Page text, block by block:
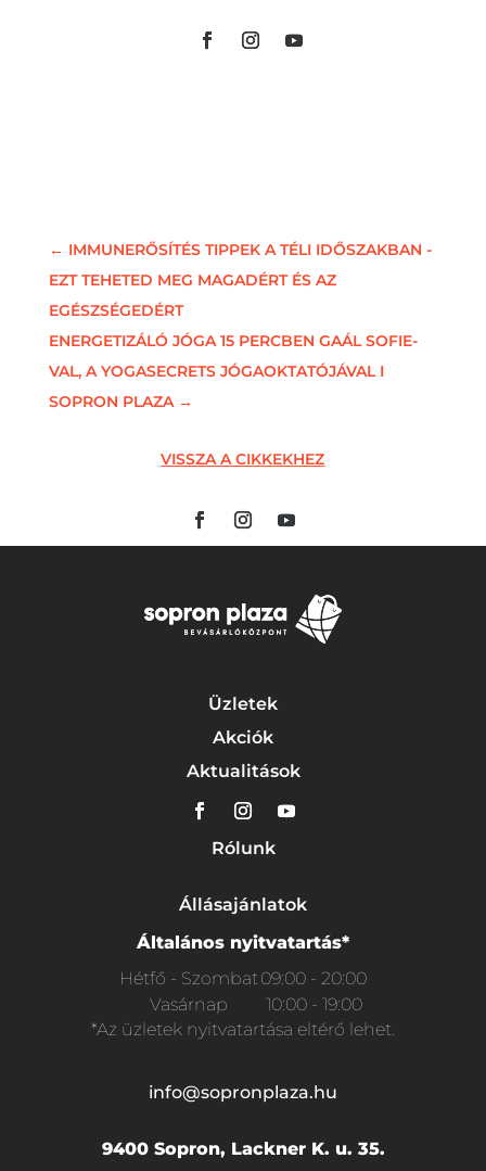
← IMMUNERŐSÍTÉS TIPPEK A TÉLI IDŐSZAKBAN -
EZT TEHETED MEG MAGADÉRT ÉS AZ
EGÉSZSÉGEDÉRT
ENERGETIZÁLÓ JÓGA 15 PERCBEN GAÁL SOFIE-
VAL, A YOGASECRETS JÓGAOKTATÓJÁVAL I
SOPRON PLAZA→
VISSZA A CIKKEKHEZ
Üzletek
Akciók
Aktualitások
Rólunk
Állásajánlatok
Általános nyitvatartás*
Hétfő - Szombat 09:00 - 20:00
Vasárnap
10:00 - 19:00
*Az üzletek nyitvatartása eltérő lehet.
info@sopronplaza.hu
9400 Sopron, Lackner K. u. 35.